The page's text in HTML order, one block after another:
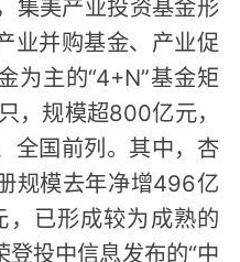
业并购基金、产业促
为主的“4+N”基金矩
，规模超800亿元，
全国前列。其中，杏
规模去年净增496亿
已形成较为成熟的
投中信息发布的“中